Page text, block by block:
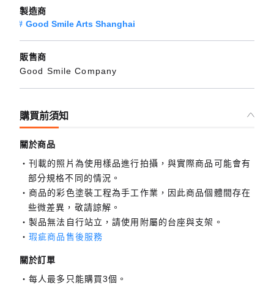
製造商
Good Smile Arts Shanghai
販售商
Good Smile Company
購買前須知
關於商品
刊載的照片為使用樣品進行拍攝，與實際商品可能會有
部分規格不同的情況。
商品的彩色塗裝工程為手工作業，因此商品個體間存在
些微差異，敬請諒解。
製品無法自行站立，請使用附屬的台座與支架。
瑕疵商品售後服務
關於訂單
每人最多只能購買3個。